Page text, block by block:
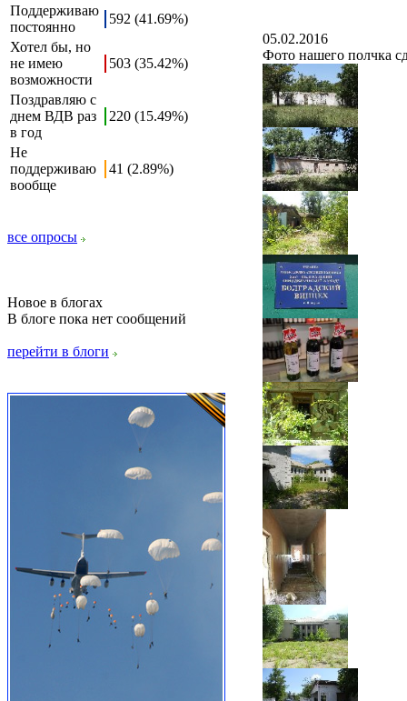
Поддерживаю
постоянно
592 (41.69%)
Хотел бы, но
не имею
возможности
503 (35.42%)
Поздравляю с
днем ВДВ раз
в год
220 (15.49%)
Не
поддерживаю
вообще
41 (2.89%)
все опросы
Новое в блогах
В блоге пока нет сообщений
перейти в блоги
05.02.2016
Фото нашего полчка